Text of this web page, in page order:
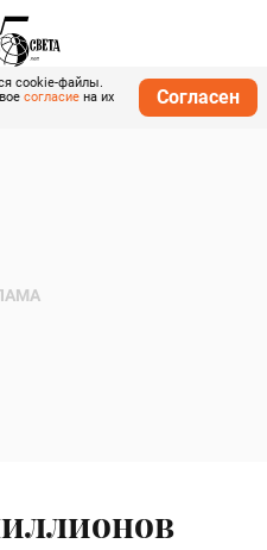
cookie-файлы.
согласие на их
Согласен